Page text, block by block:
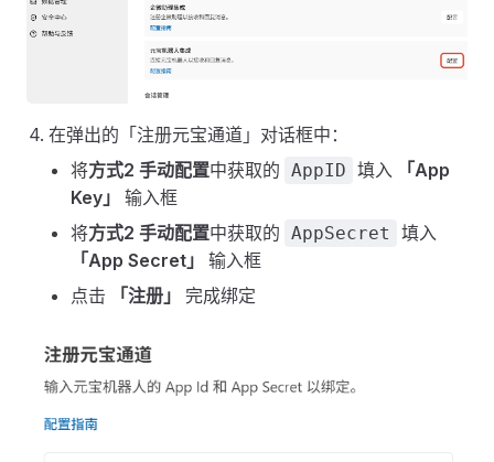
在弹出的「注册元宝通道」对话框中：
将方式2 手动配置中获取的 AppID 填入
「App
Key」
输入框
将方式2 手动配置中获取的 AppSecret
填入
「App Secret」
输入框
点击
「注册」 完成绑定